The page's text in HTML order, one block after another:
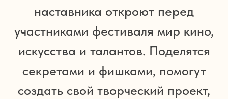
наставника откроют перед
участниками фестиваля мир кино,
искусства и талантов. Поделятся
секретами и фишками, помогут
создать свой творческий проект,